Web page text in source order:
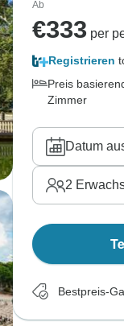
Ab
€333 per
Registrieren
Preis
Zimmer
Datum
2
Bestpreis-